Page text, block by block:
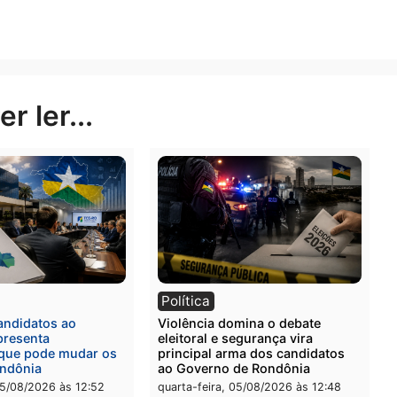
criminosos com histórico pesado voltando às ruas.
de acabar — e que, a cada novo episódio, expõe as
vezes, não saber de que lado deve estar.
Publicidade
ler...